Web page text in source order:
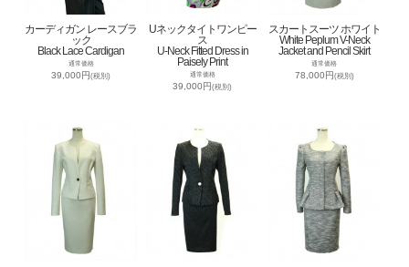
カーディガン レースブラ
ック
Black Lace Cardigan
通常価格
39,000円(税別)
Uネックタイトワンピー
ス
U-Neck Fitted Dress in
Paisely Print
通常価格
39,000円(税別)
スカートスーツ ホワイト
White Peplum V-Neck
Jacket and Pencil Skirt
通常価格
78,000円(税別)